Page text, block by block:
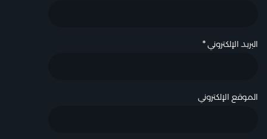
البريد الإلكتروني*
الموقع الإلكتروني